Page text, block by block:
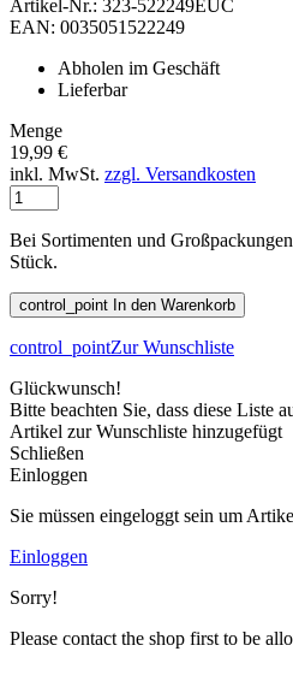
Artikel-Nr.: 323-522249EUC
EAN: 0035051522249
Abholen im Geschäft
Lieferbar
Menge
19,99 €
inkl. MwSt. zzgl. Versandkosten
Bei Sortimenten und
Stück.
control_point In den Warenkorb
control_pointZur Wunschliste
Glückwunsch!
Bitte beachten Sie, dass diese Liste
Artikel zur Wunschliste hinzugefügt
Schließen
Einloggen
Sie müssen eingeloggt sein um
Einloggen
Sorry!
Please contact the shop first to be